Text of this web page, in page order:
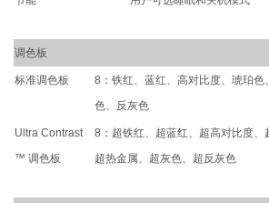
调色板
标准调色板
8：铁红、蓝红、高对比度、琥珀
色、反灰色
Ultra Contrast
™ 调色板
8：超铁红、超蓝红、超高对比度、
超热金属、超灰色、超反灰色